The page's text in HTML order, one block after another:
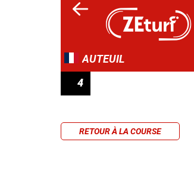
AUTEUIL
4
RETOUR À LA COURSE